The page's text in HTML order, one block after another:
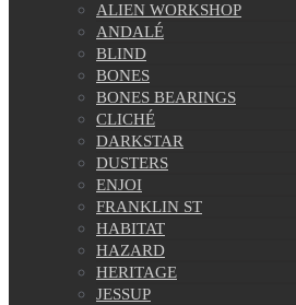
ALIEN WORKSHOP
ANDALÉ
BLIND
BONES
BONES BEARINGS
CLICHÉ
DARKSTAR
DUSTERS
ENJOI
FRANKLIN ST
HABITAT
HAZARD
HERITAGE
JESSUP